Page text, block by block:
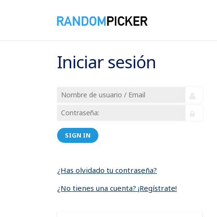
Iniciar sesión
SIGN IN
¿Has olvidado tu contraseña?
¿No tienes una cuenta? ¡Regístrate!